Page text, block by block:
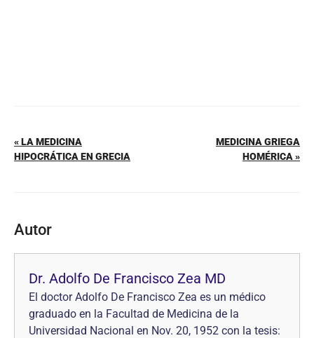
« LA MEDICINA
HIPOCRÁTICA EN GRECIA
MEDICINA GRIEGA
HOMÉRICA »
Autor
Dr. Adolfo De Francisco Zea MD
El doctor Adolfo De Francisco Zea es un médico
graduado en la Facultad de Medicina de la
Universidad Nacional en Nov. 20, 1952 con la tesis: